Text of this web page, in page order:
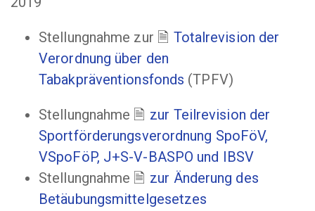
Stellungnahme zur
Totalrevision der
Verordnung über den
Tabakpräventionsfonds (TPFV)
Stellungnahme
zur Teilrevision der
Sportförderungsverordnung SpoFöV,
VSpoFöP, J+S-V-BASPO und IBSV
Stellungnahme
zur Änderung des
Betäubungsmittelgesetzes